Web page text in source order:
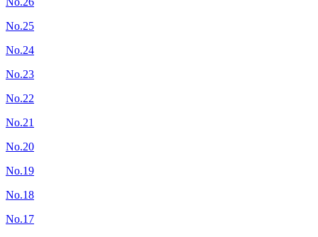
No.25
No.24
No.23
No.22
No.21
No.20
No.19
No.18
No.17